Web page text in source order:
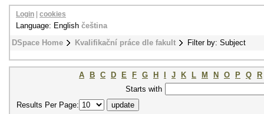
DSpace Home Kvalifikační práce dle fakult Filter by: Subject
Login cookies
Language: English čeština
A B C D E F G H J K L M N O P Q
R
Starts with
Results Per Page: